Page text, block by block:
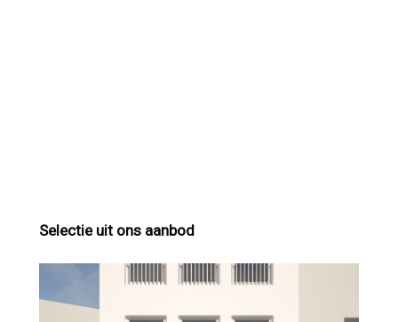
Selectie uit ons aanbod